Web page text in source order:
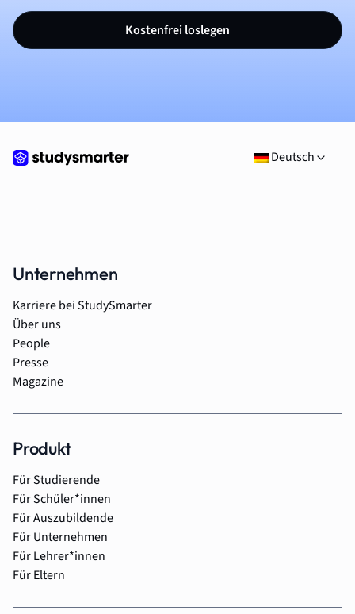
Kostenfrei loslegen
Deutsch
Unternehmen
Karriere bei StudySmarter
Über uns
People
Presse
Magazine
Produkt
Für Studierende
Für Schüler*innen
Für Auszubildende
Für Unternehmen
Für Lehrer*innen
Für Eltern